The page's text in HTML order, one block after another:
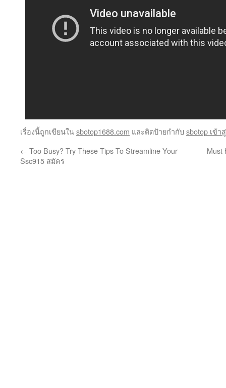
เรื่องนี้ถูกเขียนในsbotop1688.com และติดป้ายกำกับ sbotop เข้า
← Too Busy? Try These Tips To Streamline Your
Ssc915 สมัคร
Must